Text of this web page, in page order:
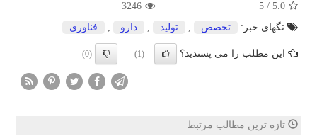
5.0
/
5
3246
تگهای خبر:
تخصص , تولید , دارو , فناوری
این مطلب را می پسندید؟ (1)
(0)
تازه ترین مطالب مرتبط